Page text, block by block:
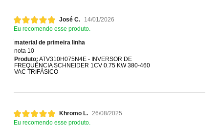
José C.
14/01/2026
Eu recomendo esse produto.
material de primeira linha
nota 10
Produto: ATV310H075N4E - INVERSOR DE
FREQUÊNCIA SCHNEIDER 1CV 0.75 KW 380-460
VAC TRIFÁSICO
Khromo L. 26/08/2025
Eu recomendo esse produto.